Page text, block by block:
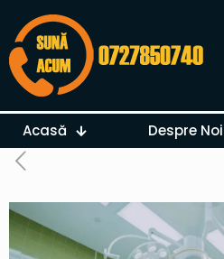
Acasă Despre Noi